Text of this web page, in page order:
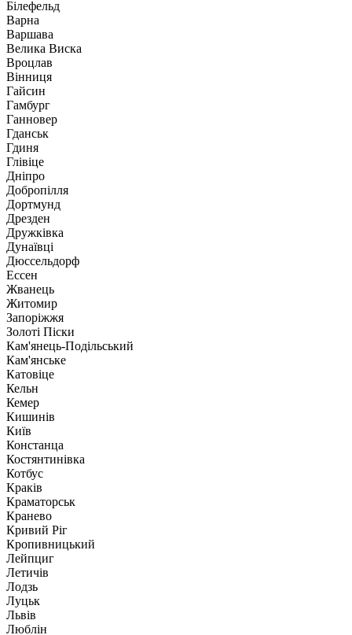
Білефельд
Варна
Варшава
Велика Виска
Вроцлав
Вінниця
Гайсин
Гамбург
Ганновер
Гданськ
Гдиня
Глівіце
Дніпро
Добропілля
Дортмунд
Дрезден
Дружківка
Дунаївці
Дюссельдорф
Ессен
Жванець
Житомир
Запоріжжя
Золоті Піски
Кам'янець-Подільський
Кам'янське
Катовіце
Кельн
Кемер
Кишинів
Київ
Констанца
Костянтинівка
Котбус
Краків
Краматорськ
Кранево
Кривий Ріг
Кропивницький
Лейпциг
Летичів
Лодзь
Луцьк
Львів
Люблін